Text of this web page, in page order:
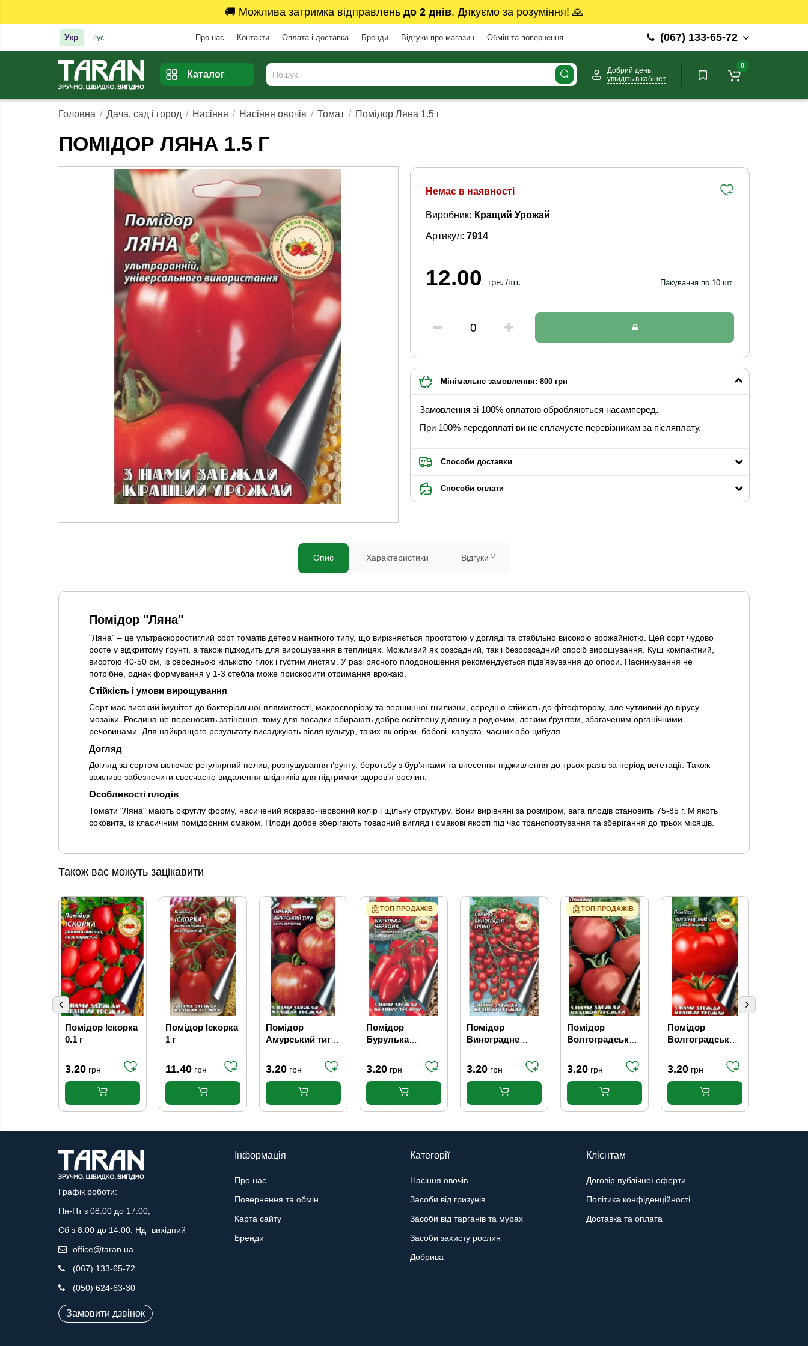
🚚 Можлива затримка відправлень до 2 днів. Дякуємо за розуміння! 🙏
Укр Рус Про нас Контакти Оплата і доставка Бренди Відгуки про магазин Обмін та повернення (067) 133-65-72
Каталог
Добрий день,
увійдіть в кабінет
0
Головна Дача, сад і город Насіння Насіння овочів Томат Помідор Ляна 1.5 г
ПОМІДОР ЛЯНА 1.5 Г
Немає в наявності
Артикул: 7914
Виробник: Кращий Урожай
12.00 грн. /шт. Пакування по 10 шт.
Мінімальне замовлення: 800 грн
Замовлення зі 100% оплатою обробляються насамперед.
При 100% передоплаті ви не сплачуєте перевізникам за післяплату.
Способи доставки
Способи оплати
Опис Характеристики Відгуки 0
Помідор "Ляна"
"Ляна" – це ультраскоростиглий сорт томатів детермінантного типу, що вирізняється простотою у догляді та стабільно високою врожайністю. Цей сорт чудово
росте у відкритому ґрунті, а також підходить для вирощування в теплицях. Можливий як розсадний, так і безрозсадний спосіб вирощування. Кущ компактний,
висотою 40-50 см, із середньою кількістю гілок і густим листям. У разі рясного плодоношення рекомендується підв’язування до опори. Пасинкування не
потрібне, однак формування у 1-3 стебла може прискорити отримання врожаю.
Стійкість і умови вирощування
Сорт має високий імунітет до бактеріальної плямистості, макроспоріозу та вершинної гнилизни, середню стійкість до фітофторозу, але чутливий до вірусу
мозаїки. Рослина не переносить затінення, тому для посадки обирають добре освітлену ділянку з родючим, легким ґрунтом, збагаченим органічними
речовинами. Для найкращого результату висаджують після культур, таких як огірки, бобові, капуста, часник або цибуля.
Догляд
Догляд за сортом включає регулярний полив, розпушування ґрунту, боротьбу з бур’янами та внесення підживлення до трьох разів за період вегетації. Також
важливо забезпечити своєчасне видалення шкідників для підтримки здоров’я рослин.
Особливості плодів
Томати "Ляна" мають округлу форму, насичений яскраво-червоний колір і щільну структуру. Вони вирівняні за розміром, вага плодів становить 75-85 г. М’якоть
соковита, із класичним помідорним смаком. Плоди добре зберігають товарний вигляд і смакові якості під час транспортування та зберігання до трьох місяців.
Також вас можуть зацікавити
Помідор Іскорка
0.1 г
3.20 грн
Помідор Іскорка
1 г
11.40 грн
Помідор
Амурський тигр
урожай) (20шт /
уп) (800 шт / ящ)
3.20 грн
ТОП ПРОДАЖІВ
Помідор
Бурулька
3.20 грн
Помідор
Виноградне
3.20 грн
ТОП ПРОДАЖІВ
Помідор
Волгоградський
3.20 грн
Помідор
Волгоградський
3.20 грн
Графік роботи:
Пн-Пт з 08:00 до 17:00,
Сб з 8:00 до 14:00, Нд- вихідний
office@taran.ua
(067) 133-65-72
(050) 624-63-30
Замовити дзвінок
Інформація
Про нас
Повернення та обмін
Карта сайту
Бренди
Категорії
Насіння овочів
Засоби від гризунів
Засоби від тарганів та мурах
Засоби захисту рослин
Добрива
Клієнтам
Договір публічної оферти
Політика конфіденційності
Доставка та оплата